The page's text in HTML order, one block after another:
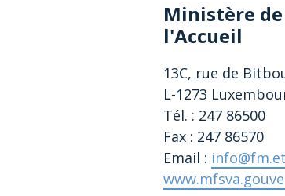
Ministère
l'Accueil
13C, rue de
L-1273
Tél. : 247 86500
Fax : 247 86570
Email :